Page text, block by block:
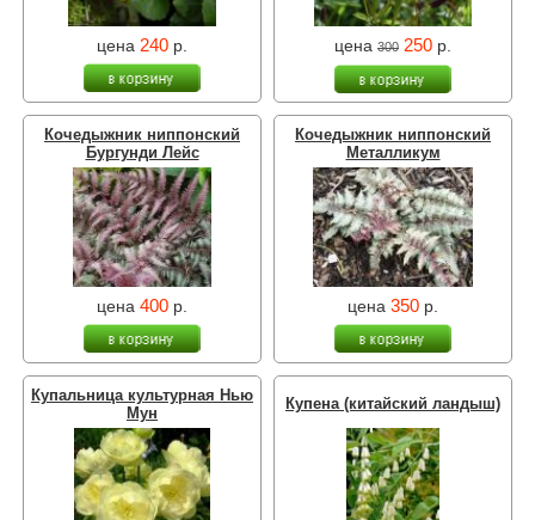
цена 240 р. цена 300 250 р.
Кочедыжник ниппонский
Бургунди Лейс
цена 400 р.
Кочедыжник ниппонский
Металликум
цена 350 р.
Купальница культурная Нью
Мун
Купена (китайский ландыш)